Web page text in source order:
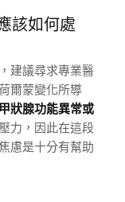
該如何處
建議尋求專業醫
爾蒙變化所導
甲狀腺功能異常或
力，因此在這段
慮是十分有幫助